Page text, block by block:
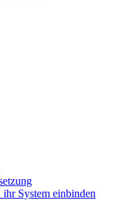
System einbinden